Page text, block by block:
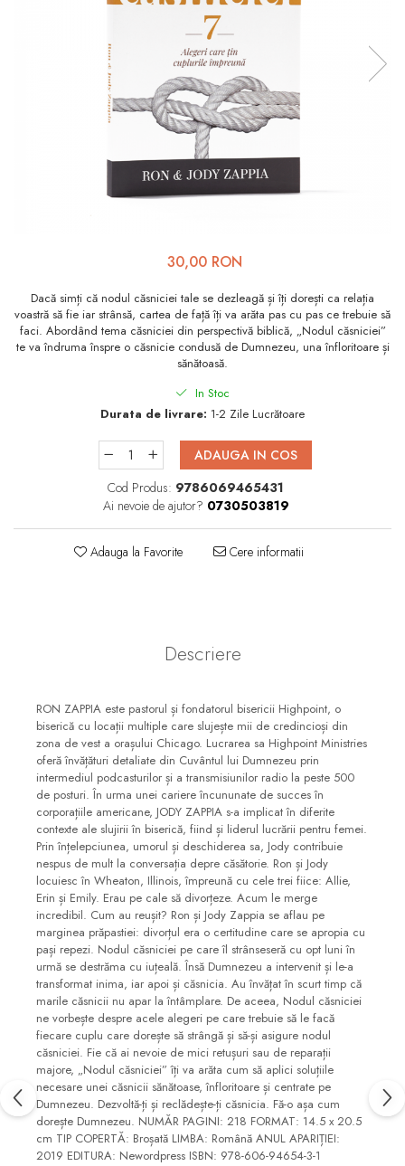
Prietenie, Logodnă și
Cărți de Colorat
Adolescenți și Tineri
Conducerea și Păstorirea
Bisericii
Lucrarea cu Copiii și Tinerii
Grupuri Mici
Închinare prin Muzică
Apologetică
Devoționale/Meditații
Romane, Nuvele și Povestiri
Reviste
Poezii
30,00 RON
Dacă simți că nodul căsniciei tale se dezleagă și îți dorești ca relația
voastră să fie iar strânsă, cartea de față îți va arăta pas cu pas ce trebuie să
faci. Abordând tema căsniciei din perspectivă biblică, „Nodul căsniciei”
te va îndruma înspre o căsnicie condusă de Dumnezeu, una înfloritoare și
sănătoasă.
In Stoc
Durata de livrare: 1-2 Zile Lucrătoare
ADAUGA IN COS
Cod Produs: 9786069465431
Ai nevoie de ajutor? 0730503819
Adauga la Favorite Cere informatii
Descriere
RON ZAPPIA este pastorul și fondatorul bisericii Highpoint, o
biserică cu locații multiple care slujește mii de credincioși din
zona de vest a orașului Chicago. Lucrarea sa Highpoint Ministries
oferă învățături detaliate din Cuvântul lui Dumnezeu prin
intermediul podcasturilor și a transmisiunilor radio la peste 500
de posturi. În urma unei cariere încununate de succes în
corporațiile americane, JODY ZAPPIA s-a implicat în diferite
contexte ale slujirii în biserică, fiind și liderul lucrării pentru femei.
Prin înțelepciunea, umorul și deschiderea sa, Jody contribuie
nespus de mult la conversația depre căsătorie. Ron și Jody
locuiesc în Wheaton, Illinois, împreună cu cele trei fiice: Allie,
Erin și Emily. Erau pe cale să divorțeze. Acum le merge
incredibil. Cum au reușit? Ron și Jody Zappia se aflau pe
marginea prăpastiei: divorțul era o certitudine care se apropia cu
pași repezi. Nodul căsniciei pe care îl strânseseră cu opt luni în
urmă se destrăma cu iuțeală. Însă Dumnezeu a intervenit și le-a
transformat inima, iar apoi și căsnicia. Au învățat în scurt timp că
marile căsnicii nu apar la întâmplare. De aceea, Nodul căsniciei
ne vorbește despre acele alegeri pe care trebuie să le facă
fiecare cuplu care dorește să strângă și să-și asigure nodul
căsniciei. Fie că ai nevoie de mici retușuri sau de reparații
majore, „Nodul căsniciei” îți va arăta cum să aplici soluțiile
necesare unei căsnicii sănătoase, înfloritoare și centrate pe
Dumnezeu. Dezvoltă-ți și reclădește-ți căsnicia. Fă-o așa cum
dorește Dumnezeu. NUMĂR PAGINI: 218 FORMAT: 14.5 x 20.5
cm TIP COPERTĂ: Broșată LIMBA: Română ANUL APARIȚIEI:
2019 EDITURA: Newordpress ISBN: 978-606-94654-3-1